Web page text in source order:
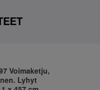
Voimaketju,
Lyhyt